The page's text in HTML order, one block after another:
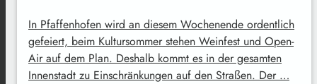
In Pfaffenhofen wird an diesem Wochenende ordentlich
gefeiert, beim Kultursommer stehen Weinfest und Open-
Air auf dem Plan. Deshalb kommt es in der gesamten
Innenstadt zu Einschränkungen auf den Straßen. Der …